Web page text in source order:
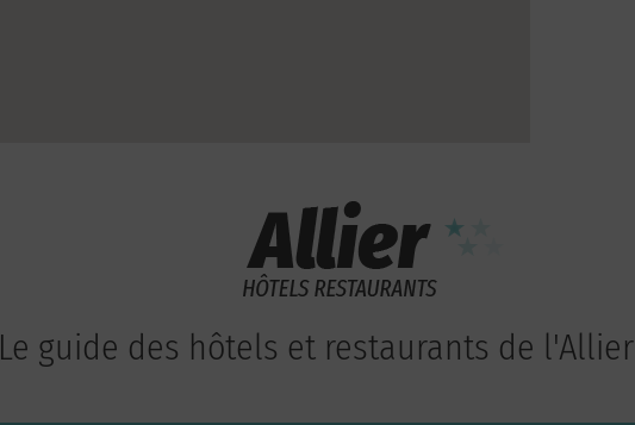
Le guide des hôtels et restaurants de l'Allier